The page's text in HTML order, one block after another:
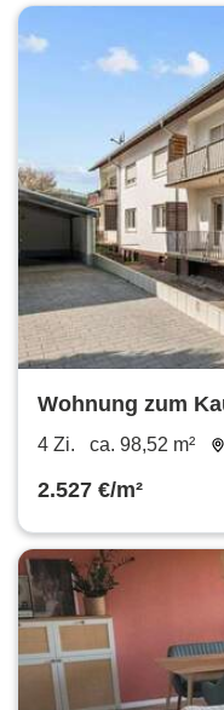
Wohnung zum
249.000 € 98.52 m²
4 Zi. ca. 98,52 m²
2.527 €/m²